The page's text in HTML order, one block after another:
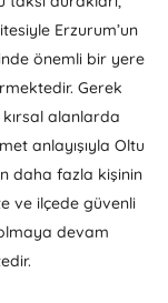
Erzurum’un
önemli bir yere
Gerek
alanlarda
anlayışıyla Oltu
daha fazla kişinin
ve ilçede güvenli
devam